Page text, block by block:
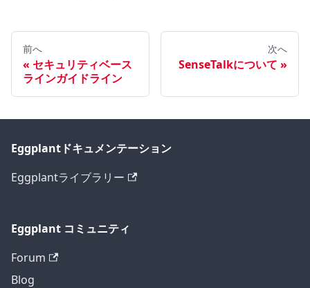
前へ
セキュリティベース
ラインガイドライン
次へ
SenseTalkについて
Eggplantドキュメンテーション
Eggplantライブラリー
Eggplant コミュニティ
Forum
Blog